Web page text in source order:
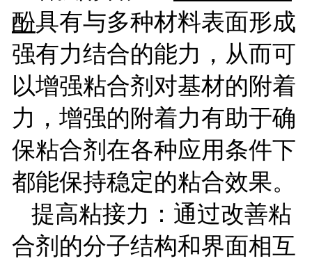
酚具有与多种材料表面形成
强有力结合的能力，从而可
以增强粘合剂对基材的附着
力，增强的附着力有助于确
保粘合剂在各种应用条件下
都能保持稳定的粘合效果。
提高粘接力：通过改善粘
合剂的分子结构和界面相互